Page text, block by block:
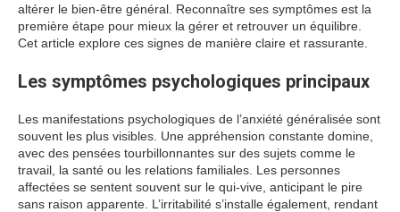
altérer le bien-être général. Reconnaître ses symptômes est la
première étape pour mieux la gérer et retrouver un équilibre.
Cet article explore ces signes de manière claire et rassurante.
Les symptômes psychologiques principaux
Les manifestations psychologiques de l’anxiété généralisée sont
souvent les plus visibles. Une appréhension constante domine,
avec des pensées tourbillonnantes sur des sujets comme le
travail, la santé ou les relations familiales. Les personnes
affectées se sentent souvent sur le qui-vive, anticipant le pire
sans raison apparente. L’irritabilité s’installe également, rendant